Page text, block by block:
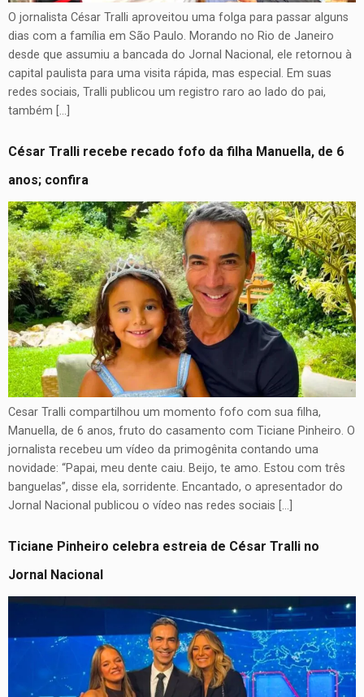
O jornalista César Tralli aproveitou uma folga para passar alguns
dias com a família em São Paulo. Morando no Rio de Janeiro
desde que assumiu a bancada do Jornal Nacional, ele retornou à
capital paulista para uma visita rápida, mas especial. Em suas
redes sociais, Tralli publicou um registro raro ao lado do pai,
também […]
César Tralli recebe recado fofo da filha Manuella, de 6
anos; confira
Cesar Tralli compartilhou um momento fofo com sua filha,
Manuella, de 6 anos, fruto do casamento com Ticiane Pinheiro. O
jornalista recebeu um vídeo da primogênita contando uma
novidade: “Papai, meu dente caiu. Beijo, te amo. Estou com três
banguelas”, disse ela, sorridente. Encantado, o apresentador do
Jornal Nacional publicou o vídeo nas redes sociais […]
Ticiane Pinheiro celebra estreia de César Tralli no
Jornal Nacional